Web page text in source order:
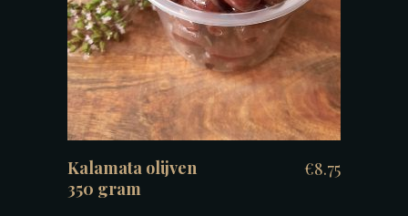
Kalamata olijven
350 gram
€8.75